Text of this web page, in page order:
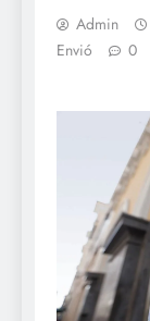
Admin
Envió
0